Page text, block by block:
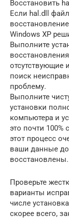
Восстановить
Если hal.dll
Windows XP
Выполните
поиск
проблему.
Выполните
установки
компьютера и
это почти
этот процесс
ваши данные
восстановлены.
Проверьте
варианты
числе
скорее всего,